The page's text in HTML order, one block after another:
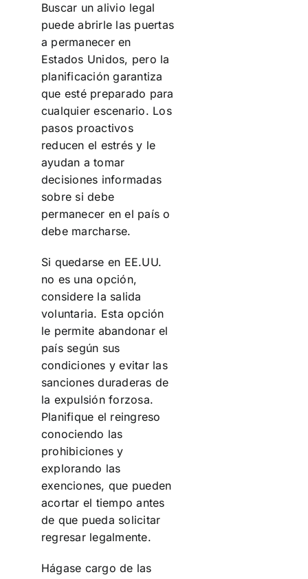
Buscar un alivio legal
puede abrirle las puertas
a permanecer en
Estados Unidos, pero la
planificación garantiza
que esté preparado para
cualquier escenario. Los
pasos proactivos
reducen el estrés y le
ayudan a tomar
decisiones informadas
sobre si debe
permanecer en el país o
debe marcharse.
Si quedarse en EE.UU.
no es una opción,
considere la salida
voluntaria. Esta opción
le permite abandonar el
país según sus
condiciones y evitar las
sanciones duraderas de
la expulsión forzosa.
Planifique el reingreso
conociendo las
prohibiciones y
explorando las
exenciones, que pueden
acortar el tiempo antes
de que pueda solicitar
regresar legalmente.
Hágase cargo de las